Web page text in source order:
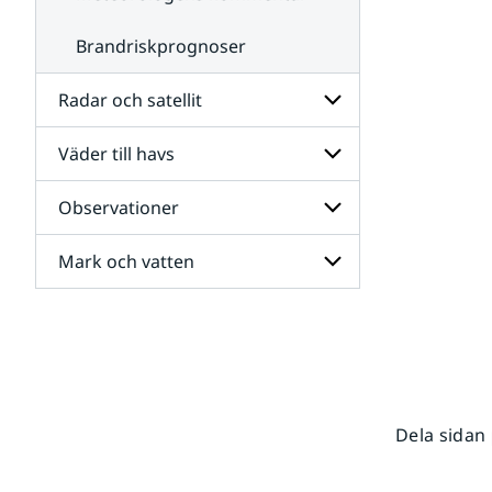
Brandriskprognoser
Radar och satellit
Undersidor
för
Radar
och
satellit
Väder till havs
Undersidor
för
Väder
till
havs
Observationer
Undersidor
för
Mark och vatten
Dela sidan